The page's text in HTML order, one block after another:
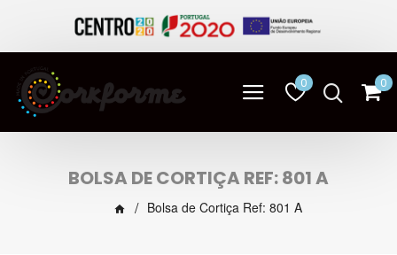
0 0
Bolsa de Cortiça Ref: 801 A
BOLSA DE CORTIÇA REF: 801 A